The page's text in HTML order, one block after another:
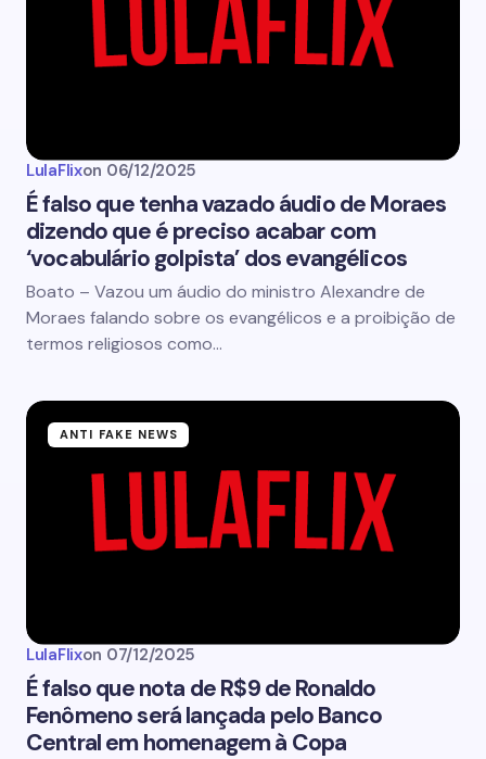
LulaFlixon 06/12/2025
É falso que tenha vazado áudio de Moraes
dizendo que é preciso acabar com
‘vocabulário golpista’ dos evangélicos
Boato – Vazou um áudio do ministro Alexandre de
Moraes falando sobre os evangélicos e a proibição de
termos religiosos como…
ANTI FAKE NEWS
LulaFlixon 07/12/2025
É falso que nota de R$9 de Ronaldo
Fenômeno será lançada pelo Banco
Central em homenagem à Copa